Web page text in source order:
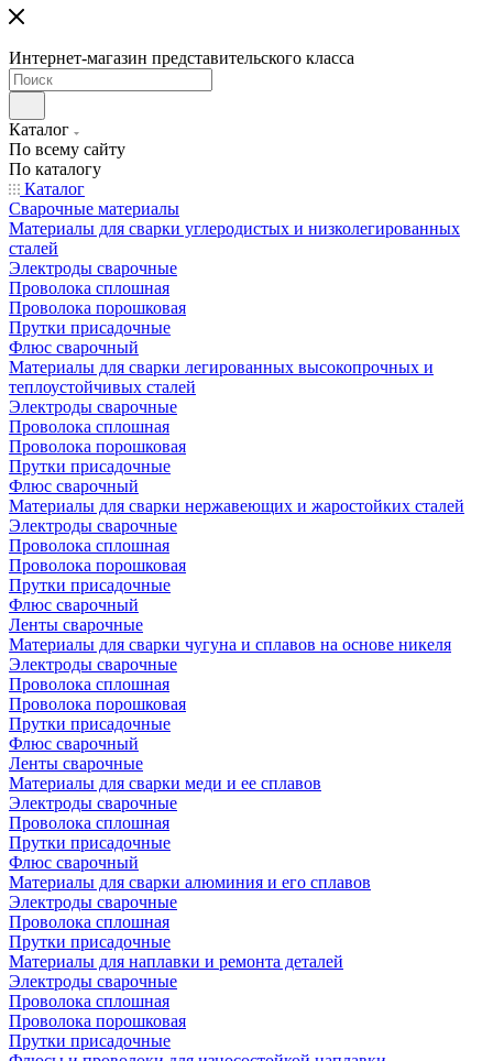
Интернет-магазин представительского класса
Каталог
По всему сайту
По каталогу
Каталог
Сварочные материалы
Материалы для сварки углеродистых и низколегированных
сталей
Электроды сварочные
Проволока сплошная
Проволока порошковая
Прутки присадочные
Флюс сварочный
Материалы для сварки легированных высокопрочных и
теплоустойчивых сталей
Электроды сварочные
Проволока сплошная
Проволока порошковая
Прутки присадочные
Флюс сварочный
Материалы для сварки нержавеющих и жаростойких сталей
Электроды сварочные
Проволока сплошная
Проволока порошковая
Прутки присадочные
Флюс сварочный
Ленты сварочные
Материалы для сварки чугуна и сплавов на основе никеля
Электроды сварочные
Проволока сплошная
Проволока порошковая
Прутки присадочные
Флюс сварочный
Ленты сварочные
Материалы для сварки меди и ее сплавов
Электроды сварочные
Проволока сплошная
Прутки присадочные
Флюс сварочный
Материалы для сварки алюминия и его сплавов
Электроды сварочные
Проволока сплошная
Прутки присадочные
Материалы для наплавки и ремонта деталей
Электроды сварочные
Проволока сплошная
Проволока порошковая
Прутки присадочные